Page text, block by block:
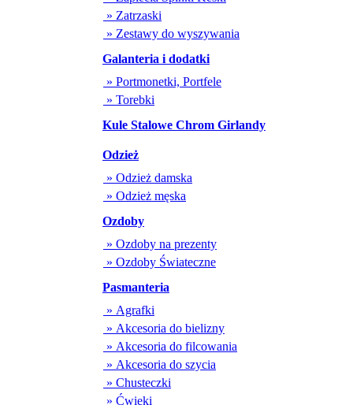
» Zatrzaski
» Zestawy do wyszywania
Galanteria i dodatki
» Portmonetki, Portfele
» Torebki
Kule Stalowe Chrom Girlandy
Odzież
» Odzież damska
» Odzież męska
Ozdoby
» Ozdoby na prezenty
» Ozdoby Świateczne
Pasmanteria
» Agrafki
» Akcesoria do bielizny
» Akcesoria do filcowania
» Akcesoria do szycia
» Chusteczki
» Ćwieki